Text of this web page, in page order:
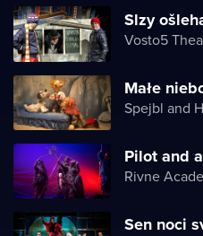
Slzy
Vosto5
Małe
Spejbl and
Pilot and
Sen noci